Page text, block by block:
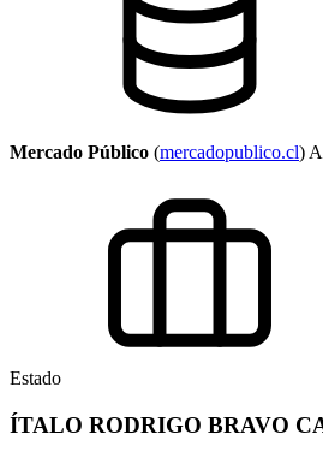
Mercado Público (mercadopublico.cl)
Estado
ÍTALO RODRIGO BRAVO